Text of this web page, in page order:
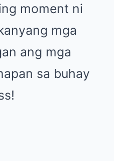
moment ni
mga
ang mga
sa buhay